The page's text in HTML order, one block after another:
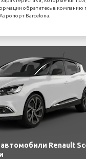
обратитесь в компанию
Barcelona.
Renault